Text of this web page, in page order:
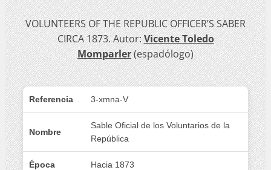
VOLUNTEERS OF THE REPUBLIC OFFICER’S SABER
CIRCA 1873. Autor:Vicente Toledo
Momparler(espadólogo)
Referencia 3-xmna-V
Nombre
Sable Oficial de los Voluntarios de la
República
Época Hacia 1873